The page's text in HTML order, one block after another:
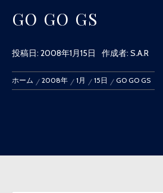
GO GO GS
投稿日: 2008年1月15日 作成者: S.A.R
ホーム 2008年 1月 15日 GO GO GS